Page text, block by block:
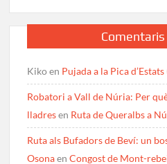
Kikoen Pujada a la Pica
Robatori a Vall de Núria: Per
lladresen Ruta de Queralbs a
Ruta als Bufadors de Beví: un
OsonaenCongost de Mont-